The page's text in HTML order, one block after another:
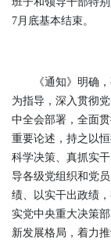
7月底基本结束。
《通知》明确，
为指导，深入贯彻
中全会部署，全面
重要论述，持之以
科学决策、真抓实
导各级党组织和党
绩、以实干出政绩
实党中央重大决策
新发展格局，着力